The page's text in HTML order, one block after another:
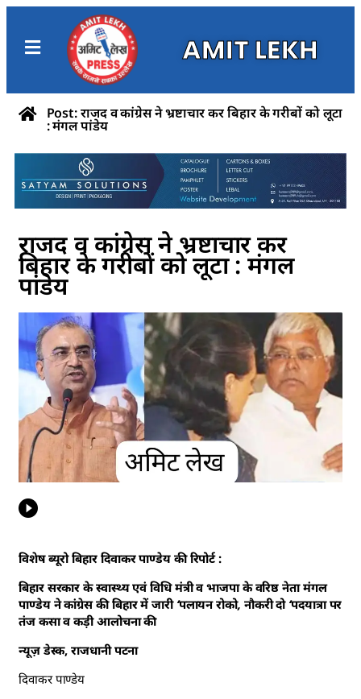
AMIT LEKH
Post: राजद व कांग्रेस ने भ्रष्टाचार कर बिहार के गरीबों को लूटा
: मंगल पांडेय
राजद व कांग्रेस ने भ्रष्टाचार कर
बिहार के गरीबों को लूटा : मंगल
पांडेय
विशेष ब्यूरो बिहार दिवाकर पाण्डेय की रिपोर्ट :
बिहार सरकार के स्वास्थ्य एवं विधि मंत्री व भाजपा के वरिष्ठ नेता मंगल
पाण्डेय ने कांग्रेस की बिहार में जारी ‘पलायन रोको, नौकरी दो ‘पदयात्रा पर
तंज कसा व कड़ी आलोचना की
न्यूज़ डेस्क, राजधानी पटना
दिवाकर पाण्डेय